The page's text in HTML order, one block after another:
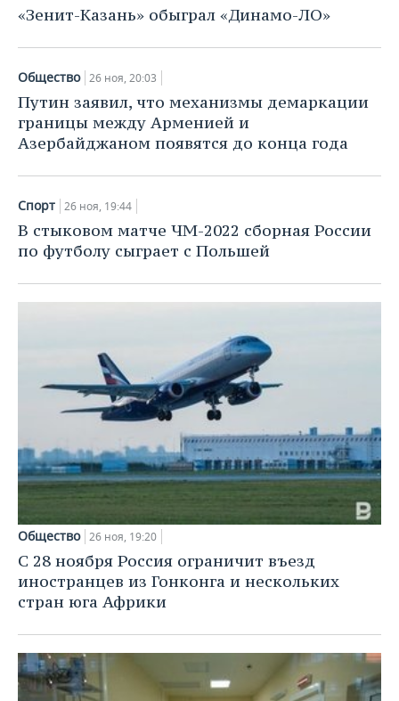
«Зенит-Казань» обыграл «Динамо-ЛО»
Общество 26 ноя, 20:03
Путин заявил, что механизмы демаркации
границы между Арменией и
Азербайджаном появятся до конца года
Спорт 26 ноя, 19:44
В стыковом матче ЧМ-2022 сборная России
по футболу сыграет с Польшей
Общество 26 ноя, 19:20
С 28 ноября Россия ограничит въезд
иностранцев из Гонконга и нескольких
стран юга Африки